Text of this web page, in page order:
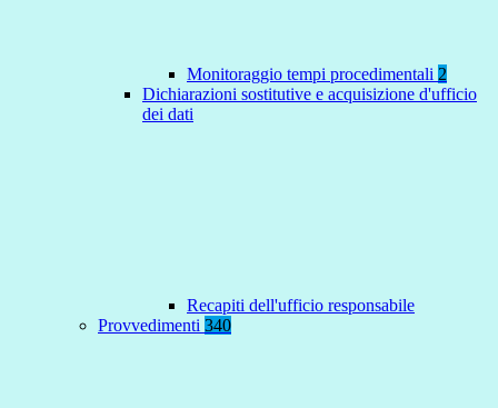
Monitoraggio tempi procedimentali 2
Dichiarazioni sostitutive e acquisizione d'ufficio
dei dati
Recapiti dell'ufficio responsabile
Provvedimenti 340